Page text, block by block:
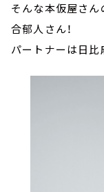
そんな本仮屋さん
合郁人さん！
パートナーは日比